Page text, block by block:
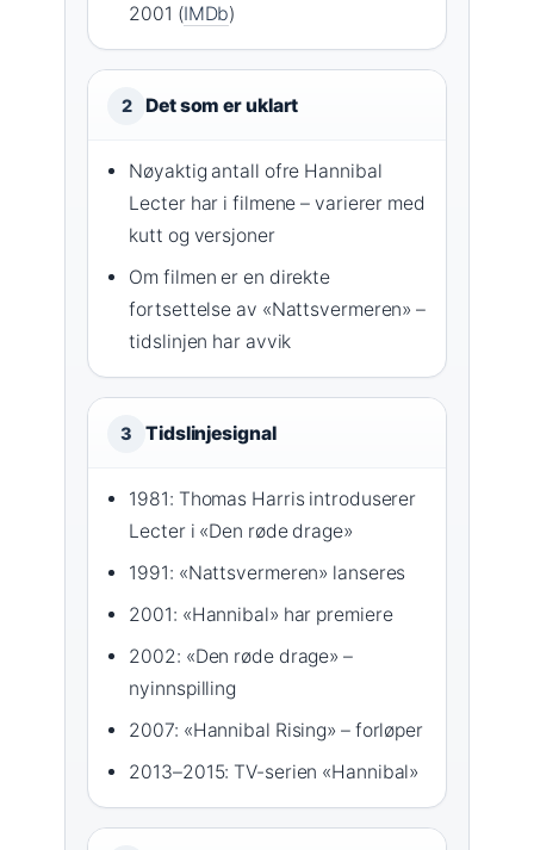
2001 (IMDb)
2 Det som er uklart
Nøyaktig antall ofre Hannibal
Lecter har i filmene – varierer med
kutt og versjoner
Om filmen er en direkte
fortsettelse av «Nattsvermeren» –
tidslinjen har avvik
3 Tidslinjesignal
1981: Thomas Harris introduserer
Lecter i «Den røde drage»
1991: «Nattsvermeren» lanseres
2001: «Hannibal» har premiere
2002: «Den røde drage» –
nyinnspilling
2007: «Hannibal Rising» – forløper
2013–2015: TV-serien «Hannibal»